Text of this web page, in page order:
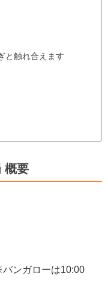
と触れ合えます
概要
ンガローは10:00